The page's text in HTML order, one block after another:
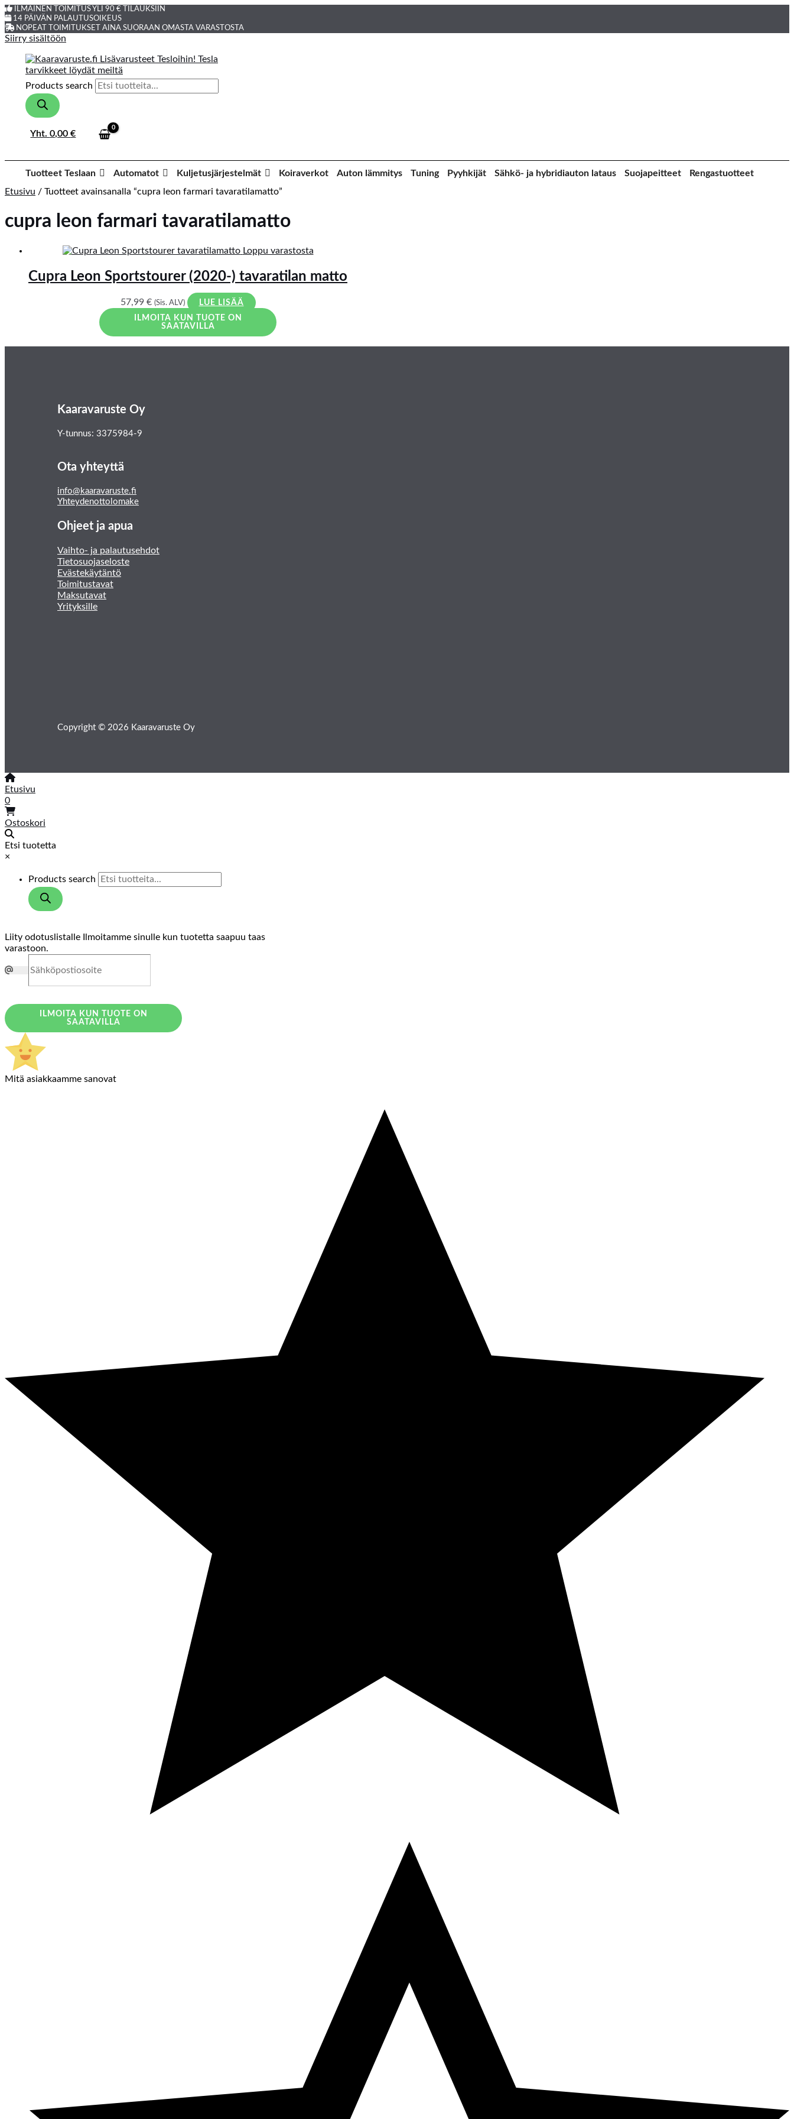
ILMAINEN TOIMITUS YLI 90 € TILAUKSIIN
14 PÄIVÄN PALAUTUSOIKEUS
NOPEAT TOIMITUKSET AINA SUORAAN OMASTA VARASTOSTA
Siirry sisältöön
Products search
Yht.0,00€
Tuotteet Teslaan Automatot Kuljetusjärjestelmät Koiraverkot Auton lämmitys Tuning Pyyhkijät Sähkö- ja hybridiauton lataus Suojapeitteet
Rengastuotteet
Etusivu / Tuotteet avainsanalla “cupra leon farmari tavaratilamatto”
cupra leon farmari tavaratilamatto
Loppu varastosta
Cupra Leon Sportstourer (2020-) tavaratilan matto
57,99 € (Sis. ALV)
LUE LISÄÄ
ILMOITA KUN TUOTE ON
SAATAVILLA
Kaaravaruste Oy
Y-tunnus: 3375984-9
Ota yhteyttä
info@kaaravaruste.fi
Yhteydenottolomake
Ohjeet ja apua
Vaihto- ja palautusehdot
Tietosuojaseloste
Evästekäytäntö
Toimitustavat
Maksutavat
Yrityksille
Copyright © 2026 Kaaravaruste Oy
Etusivu
0
Ostoskori
Etsi tuotetta
×
Products search
Liity odotuslistalle
Ilmoitamme sinulle kun tuotetta saapuu taas
varastoon.
ILMOITA KUN TUOTE ON
SAATAVILLA
Mitä asiakkaamme sanovat